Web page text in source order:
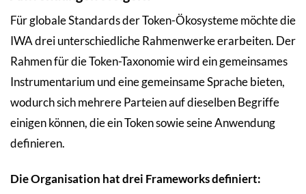
Für globale Standards der Token-Ökosysteme möchte die
IWA drei unterschiedliche Rahmenwerke erarbeiten. Der
Rahmen für die Token-Taxonomie wird ein gemeinsames
Instrumentarium und eine gemeinsame Sprache bieten,
wodurch sich mehrere Parteien auf dieselben Begriffe
einigen können, die ein Token sowie seine Anwendung
definieren.
Die Organisation hat drei Frameworks definiert: